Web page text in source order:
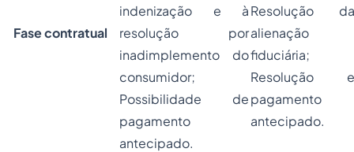
Fase contratual
indenização e à
resolução por
inadimplemento do
consumidor;
Possibilidade de
pagamento
antecipado.
Resolução da
alienação
fiduciária;
Resolução e
pagamento
antecipado.